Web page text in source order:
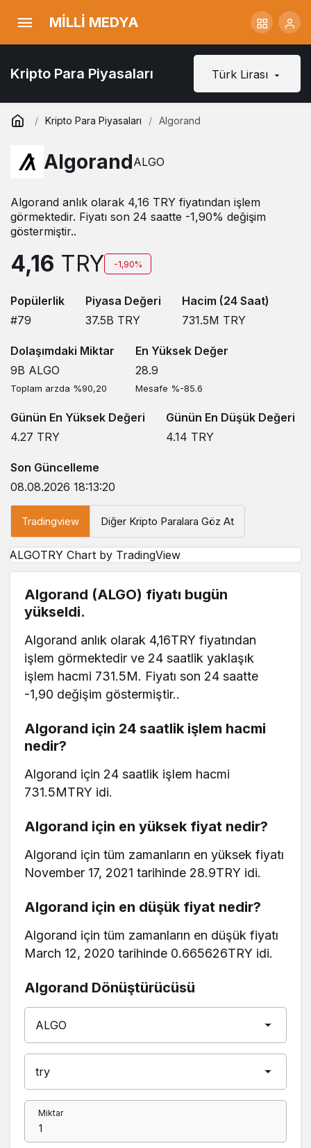
MİLLİ MEDYA
Kripto Para Piyasaları Türk Lirası
Kripto Para Piyasaları Algorand
AlgorandALGO
Algorand anlık olarak 4,16 TRY fiyatından işlem
görmektedir. Fiyatı son 24 saatte -1,90% değişim
göstermiştir..
4,16 TRY -1,90%
Popülerlik
#79
Piyasa Değeri
37.5B TRY
Hacim (24 Saat)
731.5M TRY
Dolaşımdaki Miktar
9B ALGO
Toplam arzda %90,20
En Yüksek Değer
28.9
Mesafe %-85.6
Günün En Yüksek Değeri
4.27 TRY
Günün En Düşük Değeri
4.14 TRY
Son Güncelleme
08.08.2026 18:13:20
Tradingview Diğer Kripto Paralara Göz At
ALGOTRY Chart by TradingView
Algorand (ALGO) fiyatı bugün
yükseldi.
Algorand anlık olarak 4,16TRY fiyatından
işlem görmektedir ve 24 saatlik yaklaşık
işlem hacmi 731.5M. Fiyatı son 24 saatte
-1,90 değişim göstermiştir..
Algorand için 24 saatlik işlem hacmi
nedir?
Algorand için 24 saatlik işlem hacmi
731.5MTRY idi.
Algorand için en yüksek fiyat nedir?
Algorand için tüm zamanların en yüksek fiyatı
November 17, 2021 tarihinde 28.9TRY idi.
Algorand için en düşük fiyat nedir?
Algorand için tüm zamanların en düşük fiyatı
March 12, 2020 tarihinde 0.665626TRY idi.
Algorand Dönüştürücüsü
Miktar